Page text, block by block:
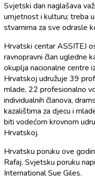
Svjetski dan naglašava
umjetnost i kulturu; treba
stvarnima za sve odrasle
Hrvatski centar ASSITEJ
ravnopravni član ugledne
okuplja nacionalne centre
Hrvatskoj udružuje 39
mlade, 22 profesionalno
individualnih članova,
kazalištima za djecu i
biti vodećom krovnom
Hrvatskoj.
Hrvatsku poruku ove
Rafaj. Svjetsku poruku
International Sue Giles.